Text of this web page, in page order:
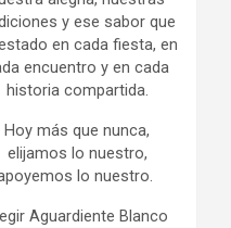
y ese sabor que
en cada fiesta, en
encuentro y en cada
historia compartida.
Hoy más que nunca,
elijamos lo nuestro,
lo nuestro.
Aguardiente Blanco